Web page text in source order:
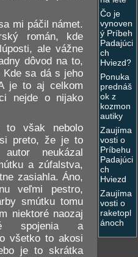
mi páčil námet.
román, kde
ale vážne
dôvod na to,
sa dá s jeho
je to aj celkom
nejde o nijako
to však nebolo
preto, že je to
neukázal
a zúfalstva,
zasiahla. Áno,
veľmi pestro,
smútku tomu
niektoré naozaj
spojenia a
všetko to akosi
je to skrátka
Čo je
vynoven
ý Príbeh
Padajúci
ch
Hviezd?
Ponuka
prednáš
ok z
kozmon
autiky
Zaujíma
vosti o
Príbehu
Padajúci
ch
Hviezd
Zaujíma
vosti o
raketopl
ánoch